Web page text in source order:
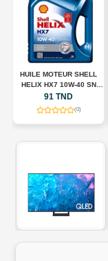
HUILE MOTEUR SHELL
HELIX HX7 10W-40 SN
PLUS – 5 L
91 TND
(0)